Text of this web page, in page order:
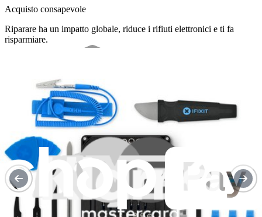
Acquisto consapevole
Riparare ha un impatto globale, riduce i rifiuti elettronici e ti fa
risparmiare.
Ripara con fiducia
Tutti i nostri prodotti soddisfano rigorosi standard di qualità e sono
coperti da garanzie leader del settore.